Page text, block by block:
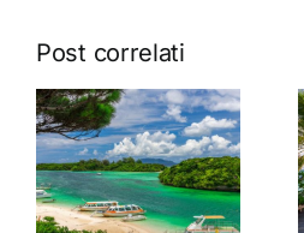
Post correlati